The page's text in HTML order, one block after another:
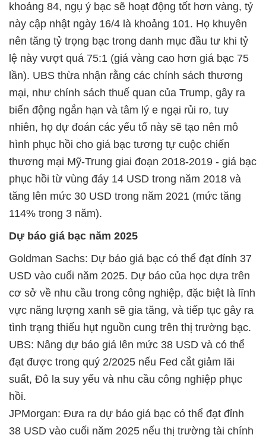
khoảng 84, ngụ ý bạc sẽ hoạt động tốt hơn vàng, tỷ
này cập nhật ngày 16/4 là khoảng 101. Họ khuyên
nên tăng tỷ trọng bạc trong danh mục đầu tư khi tỷ
lệ này vượt quá 75:1 (giá vàng cao hơn giá bạc 75
lần). UBS thừa nhận rằng các chính sách thương
mại, như chính sách thuế quan của Trump, gây ra
biến động ngắn hạn và tâm lý e ngại rủi ro, tuy
nhiên, họ dự đoán các yếu tố này sẽ tạo nên mô
hình phục hồi cho giá bạc tương tự cuộc chiến
thương mại Mỹ-Trung giai đoạn 2018-2019 - giá bạc
phục hồi từ vùng đáy 14 USD trong năm 2018 và
tăng lên mức 30 USD trong năm 2021 (mức tăng
114% trong 3 năm).
Dự báo giá bạc năm 2025
Goldman Sachs: Dự báo giá bạc có thể đạt đỉnh 37
USD vào cuối năm 2025. Dự báo của học dựa trên
cơ sở về nhu cầu trong công nghiệp, đặc biệt là lĩnh
vực năng lượng xanh sẽ gia tăng, và tiếp tục gây ra
tình trạng thiếu hụt nguồn cung trên thị trường bạc.
UBS: Nâng dự báo giá lên mức 38 USD và có thể
đạt được trong quý 2/2025 nếu Fed cắt giảm lãi
suất, Đô la suy yếu và nhu cầu công nghiệp phục
hồi.
JPMorgan: Đưa ra dự báo giá bạc có thể đạt đỉnh
38 USD vào cuối năm 2025 nếu thị trường tài chính